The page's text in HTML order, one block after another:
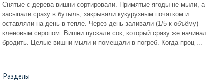
Снятые с дерева вишни сортировали. Примятые ягоды не мыли, а
засыпали сразу в бутыль, закрывали кукурузным початком и
оставляли на день в тепле. Через день заливали (1/5 к объёму)
кленовым сиропом. Вишни пускали сок, который сразу же начинал
бродить. Целые вишни мыли и помещали в погреб. Когда проц ...
Разделы